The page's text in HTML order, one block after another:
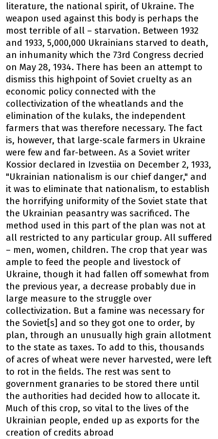
literature, the national spirit, of Ukraine. The
weapon used against this body is perhaps the
most terrible of all – starvation. Between 1932
and 1933, 5,000,000 Ukrainians starved to death,
an inhumanity which the 73rd Congress decried
on May 28, 1934. There has been an attempt to
dismiss this highpoint of Soviet cruelty as an
economic policy connected with the
collectivization of the wheatlands and the
elimination of the kulaks, the independent
farmers that was therefore necessary. The fact
is, however, that large-scale farmers in Ukraine
were few and far-between. As a Soviet writer
Kossior declared in Izvestiia on December 2, 1933,
"Ukrainian nationalism is our chief danger," and
it was to eliminate that nationalism, to establish
the horrifying uniformity of the Soviet state that
the Ukrainian peasantry was sacrificed. The
method used in this part of the plan was not at
all restricted to any particular group. All suffered
– men, women, children. The crop that year was
ample to feed the people and livestock of
Ukraine, though it had fallen off somewhat from
the previous year, a decrease probably due in
large measure to the struggle over
collectivization. But a famine was necessary for
the Soviet[s] and so they got one to order, by
plan, through an unusually high grain allotment
to the state as taxes. To add to this, thousands
of acres of wheat were never harvested, were left
to rot in the fields. The rest was sent to
government granaries to be stored there until
the authorities had decided how to allocate it.
Much of this crop, so vital to the lives of the
Ukrainian people, ended up as exports for the
creation of credits abroad